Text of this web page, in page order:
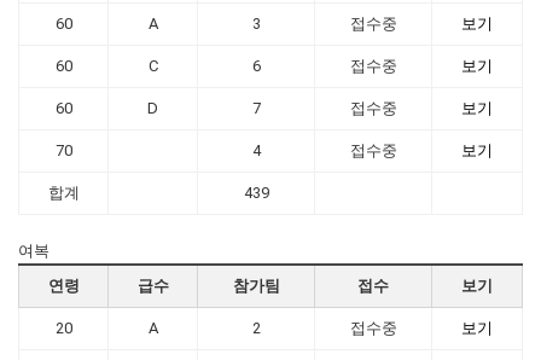
60 A 3 접수중 보기
60 C 6 접수중 보기
60 D 7 접수중 보기
70 4 접수중 보기
합계 439
여복
연령
급수 참가팀 접수 보기
20 A 2 접수중 보기